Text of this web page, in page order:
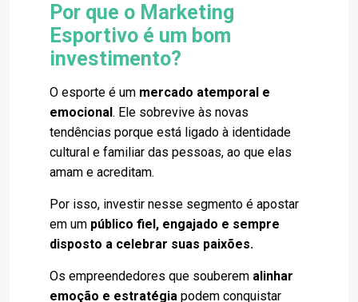
Por que o Marketing
Esportivo é um bom
investimento?
O esporte é um mercado atemporal e
emocional . Ele sobrevive às novas
tendências porque está ligado à identidade
cultural e familiar das pessoas, ao que elas
amam e acreditam.
Por isso, investir nesse segmento é apostar
em um público fiel, engajado e sempre
disposto a celebrar suas paixões.
Os empreendedores que souberem alinhar
emoção e estratégia podem conquistar